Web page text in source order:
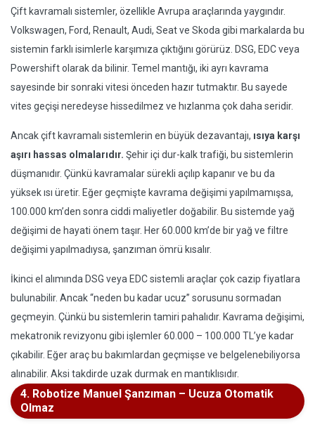
Çift kavramalı sistemler, özellikle Avrupa araçlarında yaygındır.
Volkswagen, Ford, Renault, Audi, Seat ve Skoda gibi markalarda bu
sistemin farklı isimlerle karşımıza çıktığını görürüz. DSG, EDC veya
Powershift olarak da bilinir. Temel mantığı, iki ayrı kavrama
sayesinde bir sonraki vitesi önceden hazır tutmaktır. Bu sayede
vites geçişi neredeyse hissedilmez ve hızlanma çok daha seridir.
Ancak çift kavramalı sistemlerin en büyük dezavantajı, ısıya karşı
aşırı hassas olmalarıdır. Şehir içi dur-kalk trafiği, bu sistemlerin
düşmanıdır. Çünkü kavramalar sürekli açılıp kapanır ve bu da
yüksek ısı üretir. Eğer geçmişte kavrama değişimi yapılmamışsa,
100.000 km’den sonra ciddi maliyetler doğabilir. Bu sistemde yağ
değişimi de hayati önem taşır. Her 60.000 km’de bir yağ ve filtre
değişimi yapılmadıysa, şanzıman ömrü kısalır.
İkinci el alımında DSG veya EDC sistemli araçlar çok cazip fiyatlara
bulunabilir. Ancak “neden bu kadar ucuz” sorusunu sormadan
geçmeyin. Çünkü bu sistemlerin tamiri pahalıdır. Kavrama değişimi,
mekatronik revizyonu gibi işlemler 60.000 – 100.000 TL’ye kadar
çıkabilir. Eğer araç bu bakımlardan geçmişse ve belgelenebiliyorsa
alınabilir. Aksi takdirde uzak durmak en mantıklısıdır.
4. Robotize Manuel Şanzıman – Ucuza Otomatik
Olmaz